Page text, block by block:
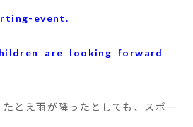
event.
are looking forward
とえ雨が降ったとしても、スポー